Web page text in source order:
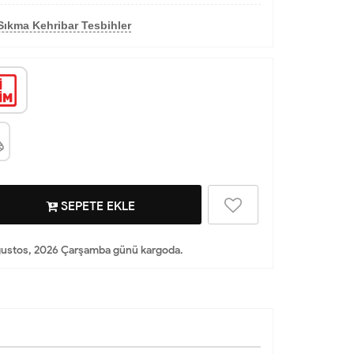
Kehribar Tesbihler
SEPETE EKLE
2026 Çarşamba günü kargoda.